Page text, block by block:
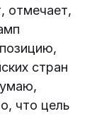
отмечает,
стран
что цель